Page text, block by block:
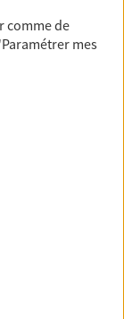
comme de
mes